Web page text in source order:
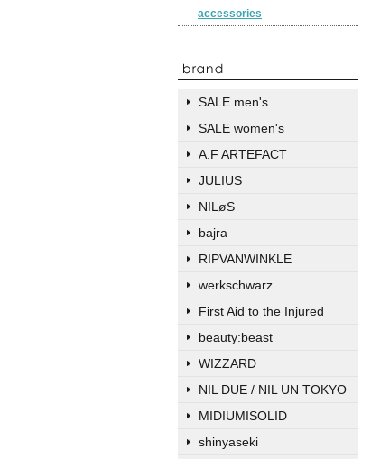
accessories
SALE men's
SALE women's
A.F ARTEFACT
JULIUS
NILøS
bajra
RIPVANWINKLE
werkschwarz
First Aid to the Injured
beauty:beast
WIZZARD
NIL DUE / NIL UN TOKYO
MIDIUMISOLID
shinyaseki